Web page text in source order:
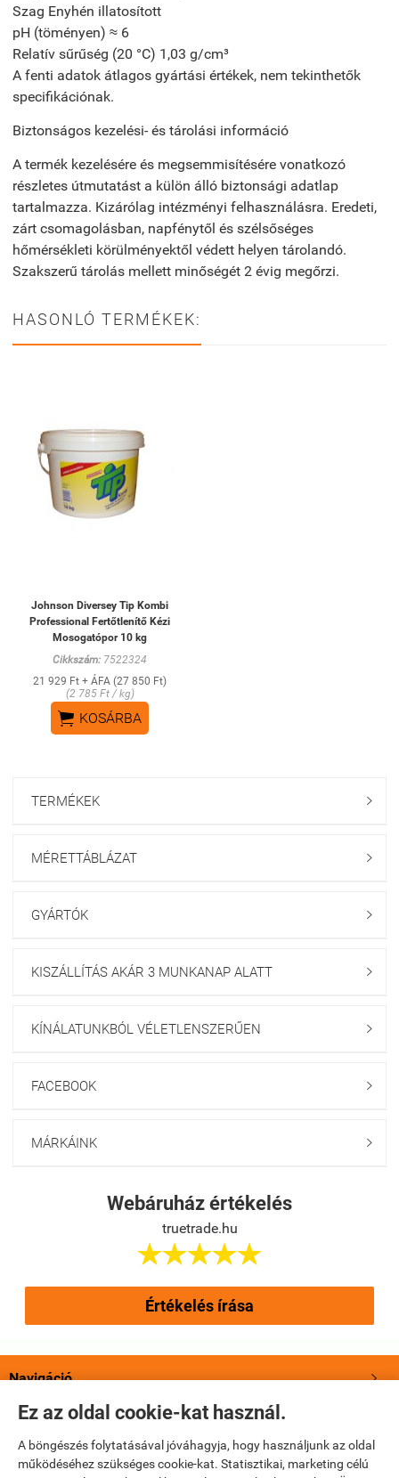
Ez az oldal cookie-kat használ.
A böngészés folytatásával jóváhagyja, hogy használjunk az oldal
működéséhez szükséges cookie-kat. Statisztikai, marketing célú
Szag Enyhén illatosított
pH (töményen) ≈ 6
Relatív sűrűség (20 °C) 1,03 g/cm³
A fenti adatok átlagos gyártási értékek, nem tekinthetők
specifikációnak.
Biztonságos kezelési- és tárolási információ
A termék kezelésére és megsemmisítésére vonatkozó
részletes útmutatást a külön álló biztonsági adatlap
tartalmazza. Kizárólag intézményi felhasználásra. Eredeti,
zárt csomagolásban, napfénytől és szélsőséges
hőmérsékleti körülményektől védett helyen tárolandó.
Szakszerű tárolás mellett minőségét 2 évig megőrzi.
HASONLÓ TERMÉKEK:
Johnson Diversey Tip Kombi
Professional Fertőtlenítő Kézi
Mosogatópor 10 kg
Cikkszám: 7522324
21 929 Ft + ÁFA (27 850 Ft)
(2 785 Ft / kg)
 KOSÁRBA
TERMÉKEK 
MÉRETTÁBLÁZAT 
GYÁRTÓK 
KISZÁLLÍTÁS AKÁR 3 MUNKANAP ALATT 
KÍNÁLATUNKBÓL VÉLETLENSZERŰEN 
FACEBOOK 
MÁRKÁINK 
Webáruház értékelés
truetrade.hu

Értékelés írása
Navigáció 
Saját fiók
Bemutatkozás